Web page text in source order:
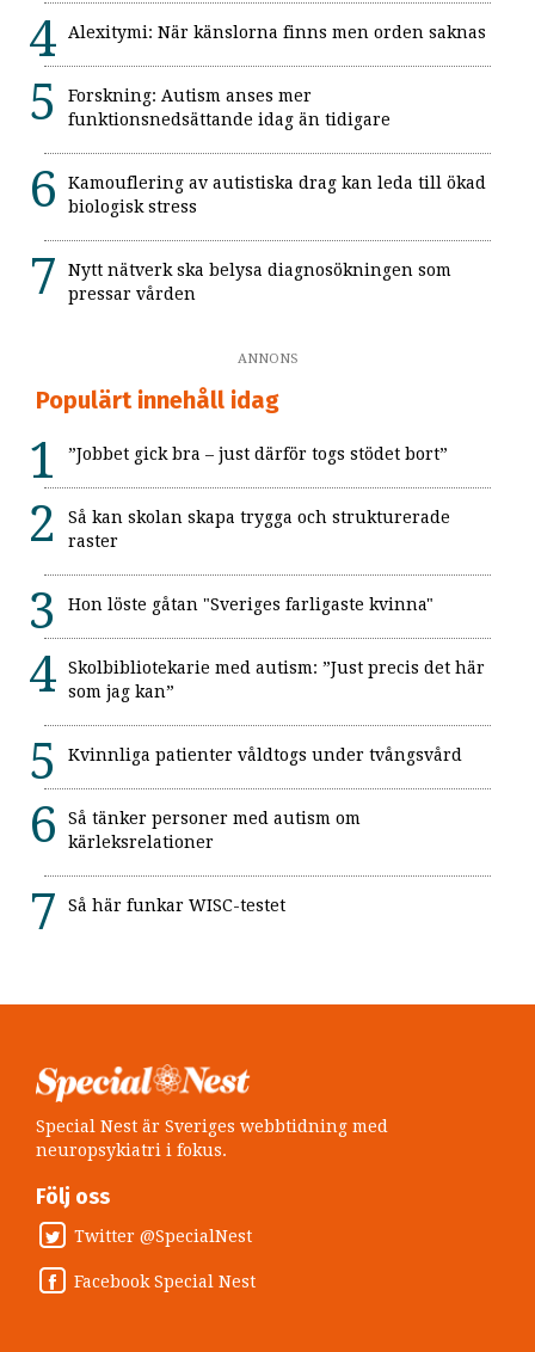
Alexitymi: När känslorna finns men orden saknas
Forskning: Autism anses mer
funktionsnedsättande idag än tidigare
Kamouflering av autistiska drag kan leda till ökad
biologisk stress
Nytt nätverk ska belysa diagnosökningen som
pressar vården
ANNONS
Populärt innehåll idag
”Jobbet gick bra – just därför togs stödet bort”
Så kan skolan skapa trygga och strukturerade
raster
Hon löste gåtan "Sveriges farligaste kvinna"
Skolbibliotekarie med autism: ”Just precis det här
som jag kan”
Kvinnliga patienter våldtogs under tvångsvård
Så tänker personer med autism om
kärleksrelationer
Så här funkar WISC-testet
Special Nest är Sveriges webbtidning med
neuropsykiatri i fokus.
Följ oss
Twitter @SpecialNest
Facebook Special Nest